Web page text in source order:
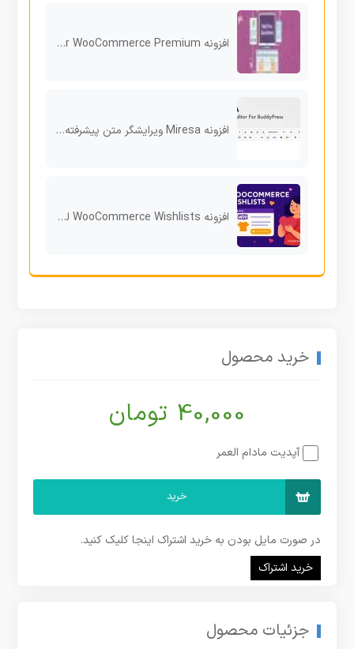
افزونه YITH Best Price Guaranteed for WooCommerce Premium
افزونه Miresa ویرایشگر متن پیشرفته برای بادی‌پرس وردپرس
افزونه WooCommerce Wishlists لیست علاقه‌مندی برای تجربه خرید ماندگار
خرید محصول
40,000 تومان
آپدیت مادام العمر
خرید
در صورت مایل بودن به خرید اشتراک اینجا کلیک کنید.
خرید اشتراک
جزئیات محصول